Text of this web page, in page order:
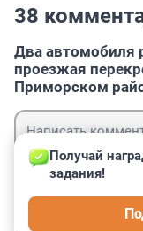
38
Два автомобиля
проезжая
Приморском
Получай
задания!